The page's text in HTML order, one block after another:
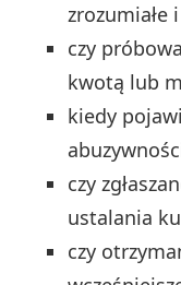
zrozumiałe
czy
kwotą lub
kiedy
czy
ustalania
czy